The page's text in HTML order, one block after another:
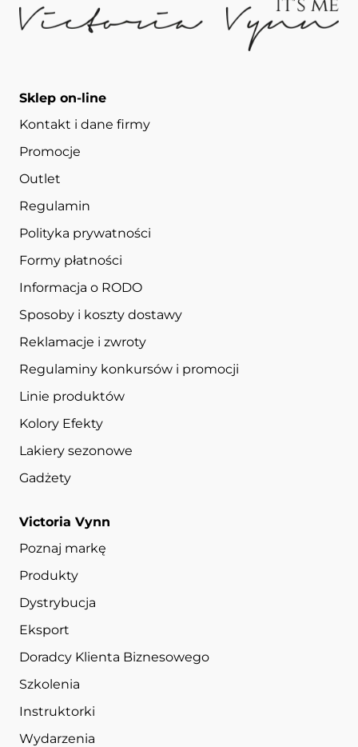
Sklep on-line
Kontakt i dane firmy
Promocje
Outlet
Regulamin
Polityka prywatności
Formy płatności
Informacja o RODO
Sposoby i koszty dostawy
Reklamacje i zwroty
Regulaminy konkursów i promocji
Linie produktów
Kolory Efekty
Lakiery sezonowe
Gadżety
Victoria Vynn
Poznaj markę
Produkty
Dystrybucja
Eksport
Doradcy Klienta Biznesowego
Szkolenia
Instruktorki
Wydarzenia